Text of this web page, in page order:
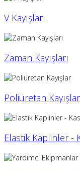
V Kayışları
Zaman Kayışları
Poliüretan Kayışlar
Elastik Kaplinler -